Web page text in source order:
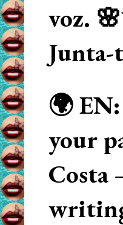
voz.
Junta-
🌍
your
Costa